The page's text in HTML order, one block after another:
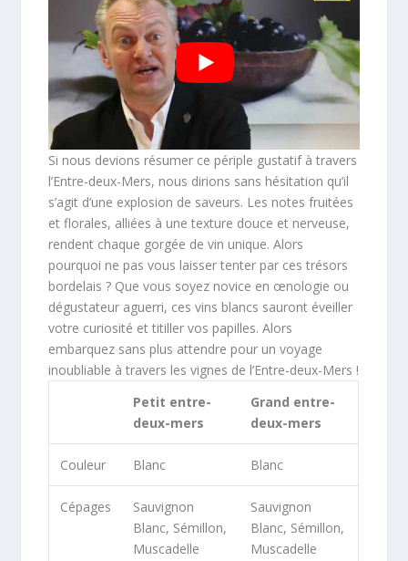
Si nous devions résumer ce périple gustatif à travers
l’Entre-deux-Mers, nous dirions sans hésitation qu’il
s’agit d’une explosion de saveurs. Les notes fruitées
et florales, alliées à une texture douce et nerveuse,
rendent chaque gorgée de vin unique. Alors
pourquoi ne pas vous laisser tenter par ces trésors
bordelais ? Que vous soyez novice en œnologie ou
dégustateur aguerri, ces vins blancs sauront éveiller
votre curiosité et titiller vos papilles. Alors
embarquez sans plus attendre pour un voyage
inoubliable à travers les vignes de l’Entre-deux-Mers !
Petit entre-
deux-mers
Grand entre-
deux-mers
Couleur Blanc Blanc
Cépages
Sauvignon
Blanc, Sémillon,
Muscadelle
Sauvignon
Blanc, Sémillon,
Muscadelle